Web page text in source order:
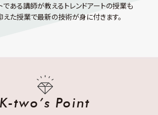
である講師が教えるトレンドアートの授業も
えた授業で最新の技術が身に付きます。
K-two’s Point